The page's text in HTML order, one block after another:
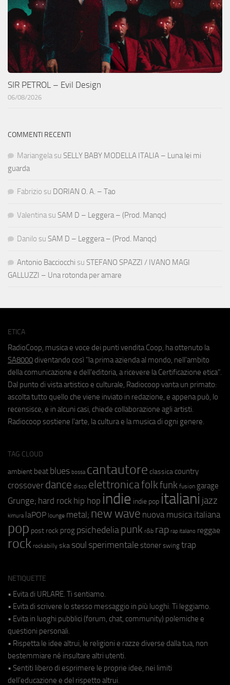
SIR PETROL – Evil Design
06/08/2026
COMMENTI RECENTI
Mariangela su SELLY BABY MODELLA ITALIA – Luna lei mi
guarda
Fabrizio su DORIAN O. A. – Tao
Valentina su SAM D – Leggera – (Prod. Manqc)
Danilo su SAM D – Leggera – (Prod. Manqc)
Antonio Bacciocchi su STEFANO SPAZZI / IVANO MAGI
GALLUZZI – Una rotonda per amare
ETICA
RadioCoop, musica e voce dei punti vendita Coop, ha ottenuto la
SA8000 diventando così "la prima azienda al mondo, nell'ambito
della comunicazione e dell'editoria, a ricevere la Certificazione etica".
Dal punto di vista artistico e culturale, Radiocoop vanta un primato:
ascolta tutto quello che viene inviato in redazione, e appena può, lo
recensisce, e in alcuni casi, chiede collaborazione agli artisti.
Radiocoop sostiene l'arte, la cultura e la musica di ogni genere.
TAG CLOUD
ambient beat blues bossa cantautore classica country
crossover dance disco elettronicafolkfunk fusion garage
Grunge; hard rock hip hop indie indie pop italiani jazz
kimura laPOP lounge metal; new wave nuova musica italiana
pop post rock prog psichedeliapunk r&b rap rap italiano reggae
rock rockabilly ska soul sperimentale stoner swing trap
NETIQUETTE
• Evita di URLARE. Ti sentiamo.
• Evita di scrivere lo stesso messaggio in più luoghi. Ti leggiamo.
• Evita in luoghi pubblici (forum, chat, community) polemiche e
questioni personali.
• Rispetta le idee altrui, le religioni e razze diverse dalla tua, non
bestemmiare né insultare altri utenti.
• Sentiti libero di esprimere le proprie idee, nei limiti
dell'educazione e del rispetto altrui.